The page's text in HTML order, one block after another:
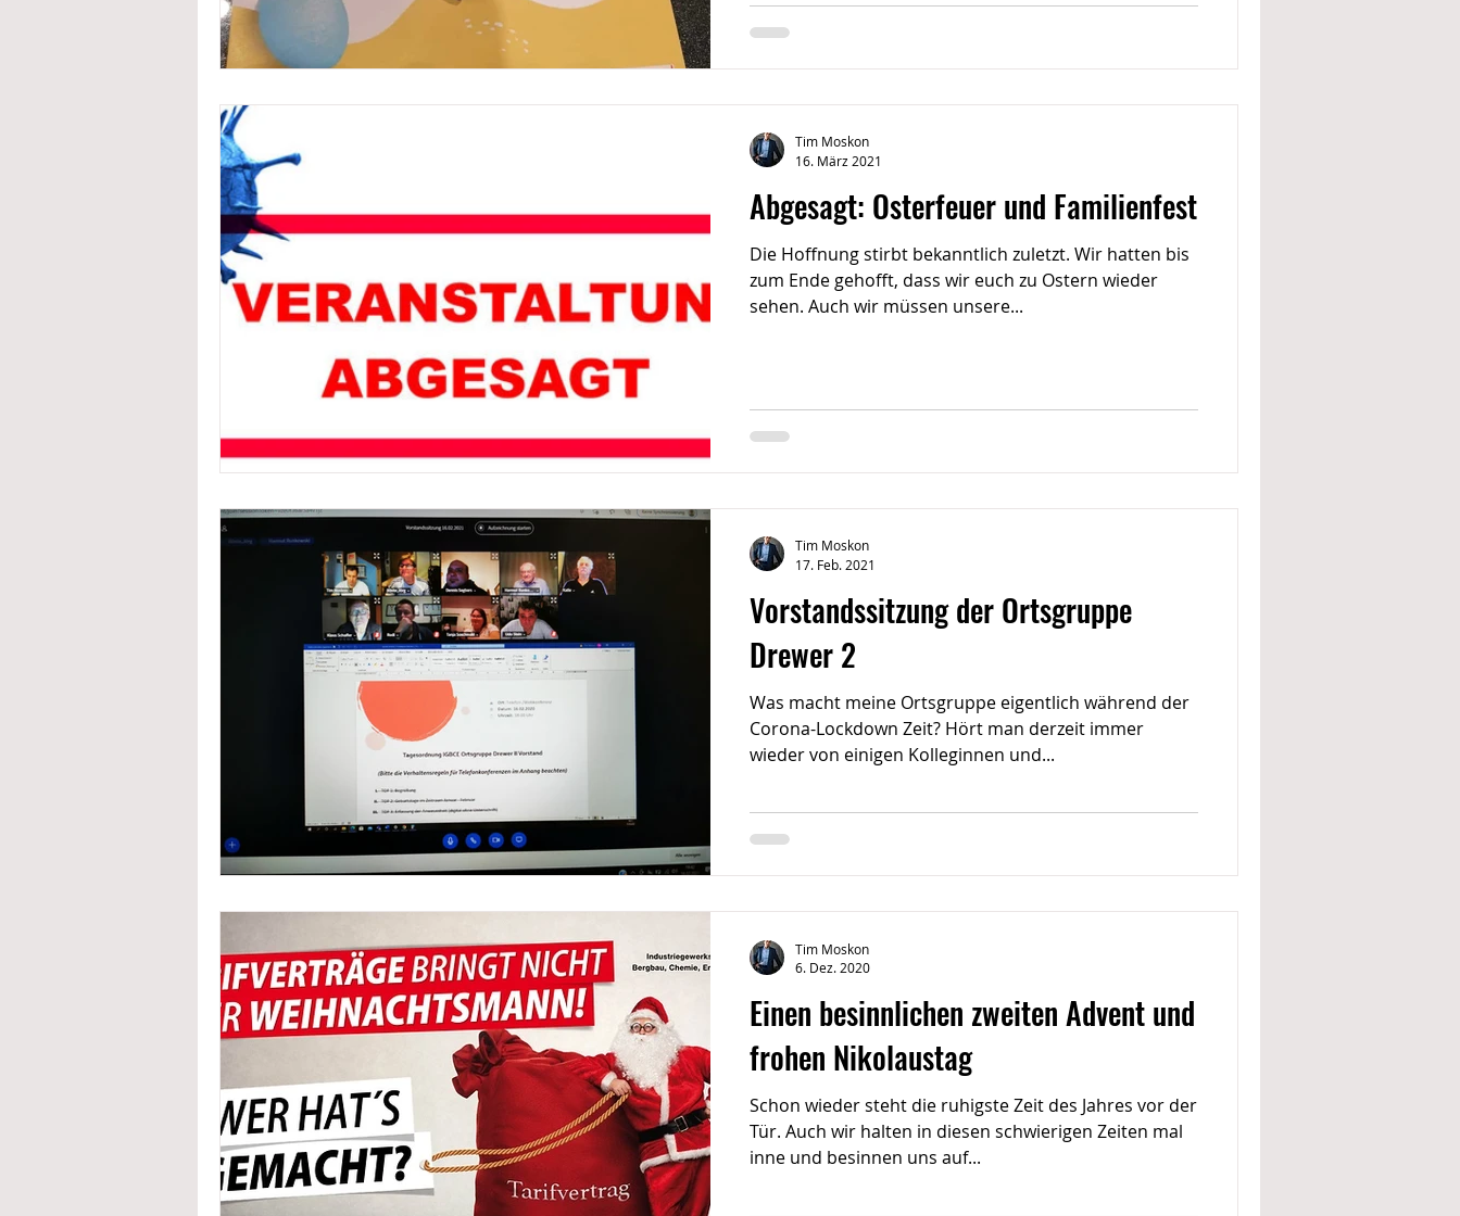
Abgesagt: Osterfeuer und Familienfest
Die Hoffnung stirbt bekanntlich zuletzt. Wir hatten bis
zum Ende gehofft, dass wir euch zu Ostern wieder
sehen. Auch wir müssen unsere...
Tim Moskon
16. März 2021
Vorstandssitzung der Ortsgruppe
Drewer 2
Was macht meine Ortsgruppe eigentlich während der
Corona-Lockdown Zeit? Hört man derzeit immer
wieder von einigen Kolleginnen und...
Tim Moskon
17. Feb. 2021
Einen besinnlichen zweiten Advent und
frohen Nikolaustag
Schon wieder steht die ruhigste Zeit des Jahres vor der
Tür. Auch wir halten in diesen schwierigen Zeiten mal
inne und besinnen uns auf...
Tim Moskon
6. Dez. 2020